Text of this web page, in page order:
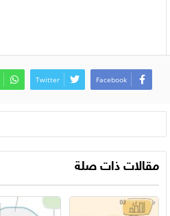
Facebook
Twitter
مقالات ذات صلة